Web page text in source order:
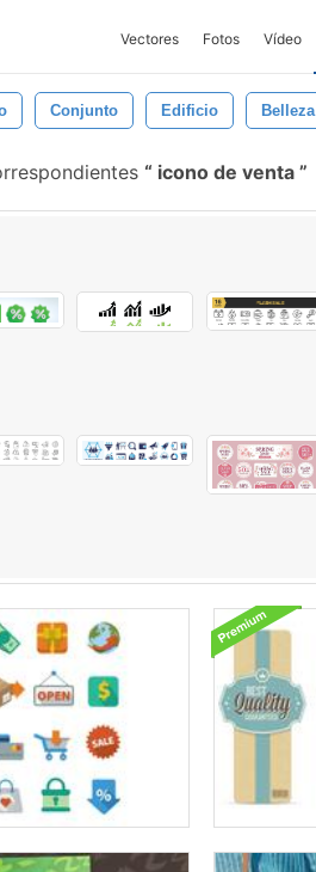
Vectores Fotos Vídeo
Conjunto Edificio Belleza
icono de venta